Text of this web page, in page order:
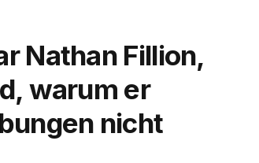
Nathan Fillion,
warum er
nicht